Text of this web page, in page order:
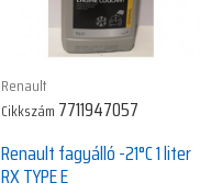
Renault
Cikkszám 7711947057
Renault fagyálló -21°C 1 liter
RX TYPE E